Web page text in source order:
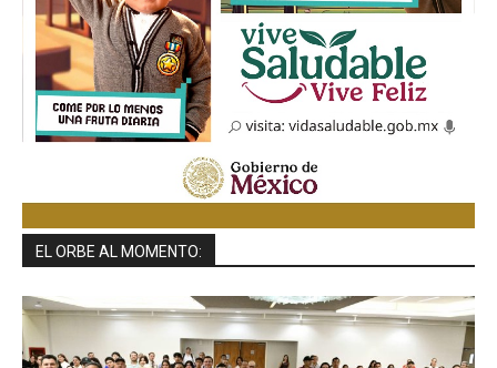
EL ORBE AL MOMENTO: